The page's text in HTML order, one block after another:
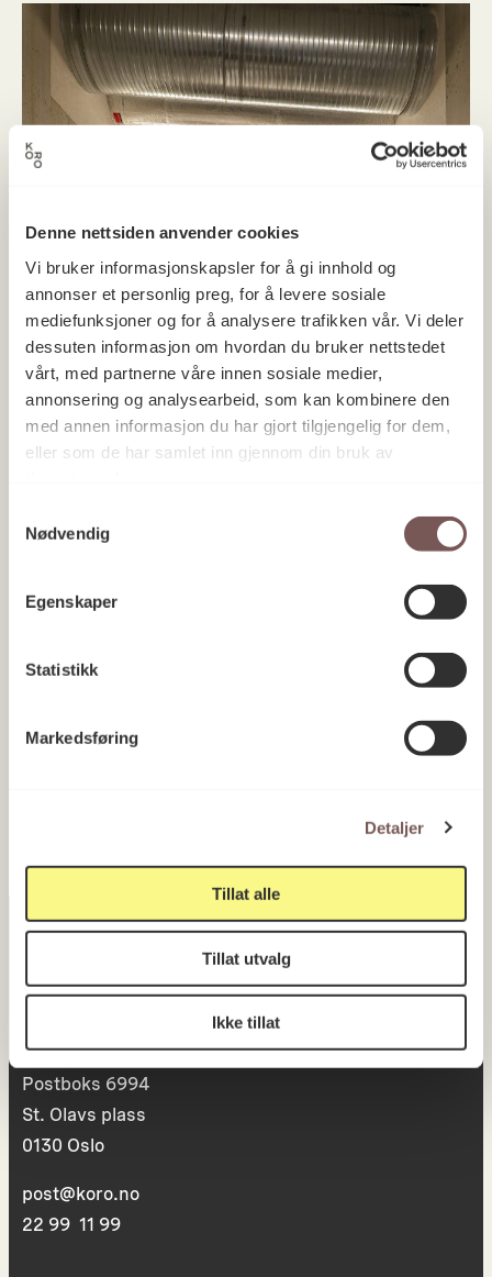
Denne nettsiden anvender cookies
Vi bruker informasjonskapsler for å gi innhold og
annonser et personlig preg, for å levere sosiale
mediefunksjoner og for å analysere trafikken vår. Vi deler
dessuten informasjon om hvordan du bruker nettstedet
vårt, med partnerne våre innen sosiale medier,
annonsering og analysearbeid, som kan kombinere den
med annen informasjon du har gjort tilgjengelig for dem,
eller som de har samlet inn gjennom din bruk av
Nødvendig
Egenskaper
Statistikk
Markedsføring
Detaljer
Tillat alle
Tillat utvalg
Ikke tillat
for kunst, musikk og design
Postadresse
Postboks 6994
St. Olavs plass
0130 Oslo
post@koro.no
22 99 11 99